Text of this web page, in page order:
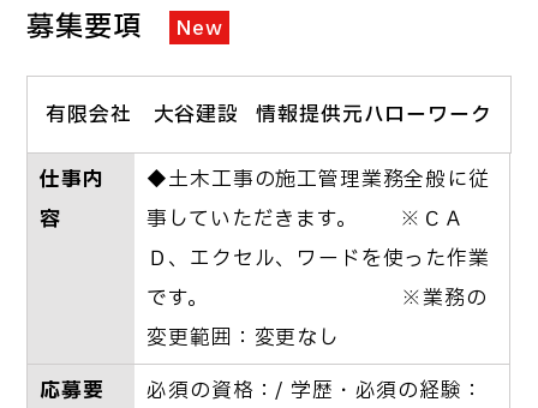
募集要項 New
有限会社 大谷建設 情報提供元ハローワーク
仕事内
容
◆土木工事の施工管理業務全般に従
事していただきます。 ※ＣＡ
Ｄ、エクセル、ワードを使った作業
です。 ※業務の
変更範囲：変更なし
応募要
必須の資格：/ 学歴・必須の経験：